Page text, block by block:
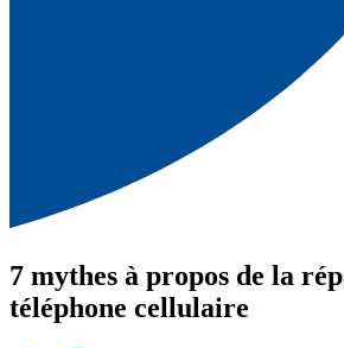
7 mythes à propos de la
téléphone cellulaire